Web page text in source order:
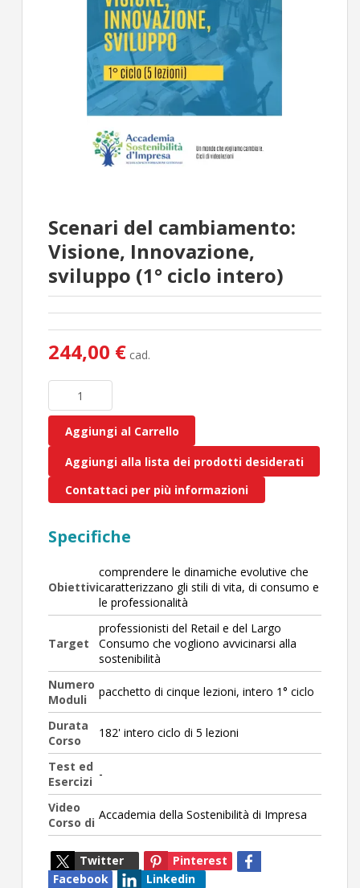
Scenari del cambiamento:
Visione, Innovazione,
sviluppo (1° ciclo intero)
244,00 € cad.
Aggiungi al Carrello
Aggiungi alla lista dei prodotti desiderati
Contattaci per più informazioni
Specifiche
Obiettivi
comprendere le dinamiche evolutive che
caratterizzano gli stili di vita, di consumo e
le professionalità
Target
professionisti del Retail e del Largo
Consumo che vogliono avvicinarsi alla
sostenibilità
Numero
Moduli
pacchetto di cinque lezioni, intero 1° ciclo
Durata
Corso
182' intero ciclo di 5 lezioni
Test ed
Esercizi
-
Video
Corso di
Accademia della Sostenibilità di Impresa
Twitter
Pinterest
Facebook
Linkedin